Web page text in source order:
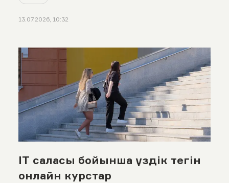
13.07.2026, 10:32
IT саласы бойынша үздік тегін
онлайн курстар